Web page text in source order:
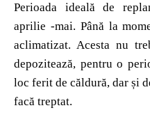
Perioada ideală de
aprilie -mai. Până la
aclimatizat. Acesta nu
depozitează, pentru o
loc ferit de căldură, dar și
facă treptat.